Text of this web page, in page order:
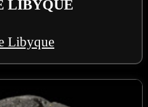
LIBYQUE
Libyque